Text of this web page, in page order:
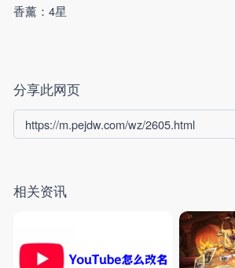
香薰：4星
分享此网页
https://m.pejdw.com/wz/2605.html
相关资讯